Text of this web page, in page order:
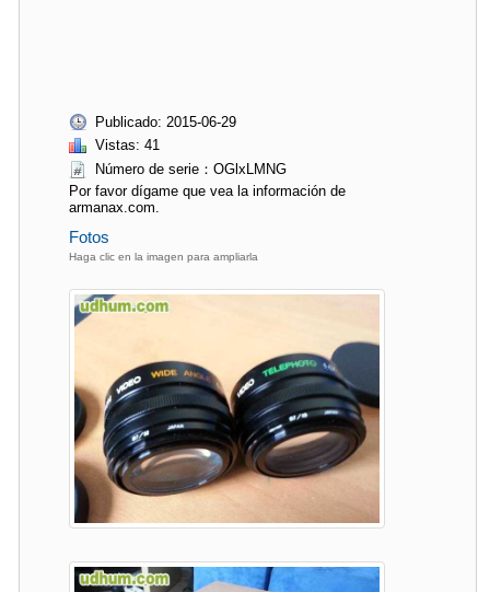
Publicado: 2015-06-29
Vistas: 41
Número de serie：OGlxLMNG
Por favor dígame que vea la información de
armanax.com.
Fotos
Haga clic en la imagen para ampliarla